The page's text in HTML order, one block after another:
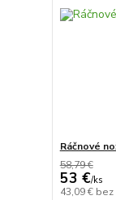
Ráčnové
58,79 €
53 €/ks
43,09 € bez